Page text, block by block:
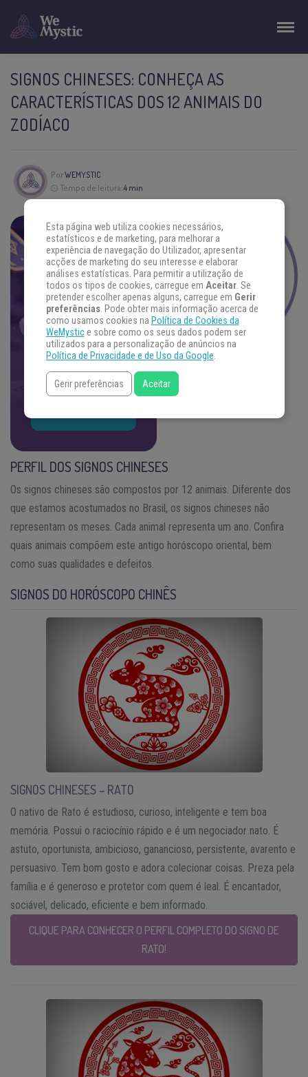
SIGNOS CHINESES: CONHEÇA AS
CARACTERÍSTICAS DOS 12 ANIMAIS DO
ZODÍACO
PorWEMYSTIC
Tempo de leitura:4 min
ENCONTRE AS
RESPOSTAS
QUE VOCÊ
PROCURA
Concentre sua energia
na sua pergunta e
escolha um oráculo. Se
DESCUBRA AS
PERFIL DOS SIGNOS CHINESES
Os signos chineses são compostos por 12 animais. Diferente dos
que estamos acostumados no Brasil, os signos chineses não
representam os meses. Cada animal representa um ano. Confira
quais animais compõem este antigo horóscopo oriental, bem
como suas qualidades e defeitos.
SIGNOS DO HORÓSCOPO CHINÊS
SIGNOS CHINESES – RATO
O nativo de Rato é estudioso, curioso, inteligente e tem boa
memória. Possui o raciocínio rápido e é um negociador nato. É
astuto, oportunista, ambicioso, ganancioso, persistente, avarento e
persuasivo. Tem bom gosto e adora colecionar coisas. Preza pela
família e é generoso e protetor com quem é leal. É encantador,
sociável, delicado, eficiente e bem informado.
CLIQUE PARA CONHECER O PERFIL COMPLETO DO SIGNO DE
RATO!
Esta página web utiliza cookies necessários,
estatísticos e de marketing, para melhorar a
experiência de navegação do Utilizador, apresentar
acções de marketing do seu interesse e elaborar
análises estatísticas. Para permitir a utilização de
todos os tipos de cookies, carregue em Aceitar. Se
pretender escolher apenas alguns, carregue em Gerir
preferências. Pode obter mais informação acerca de
como usamos cookies na Política de Cookies da
WeMystice sobre como os seus dados podem ser
utilizados para a personalização de anúncios na
Política de Privacidade e de Uso da Google.
Gerir preferências Aceitar